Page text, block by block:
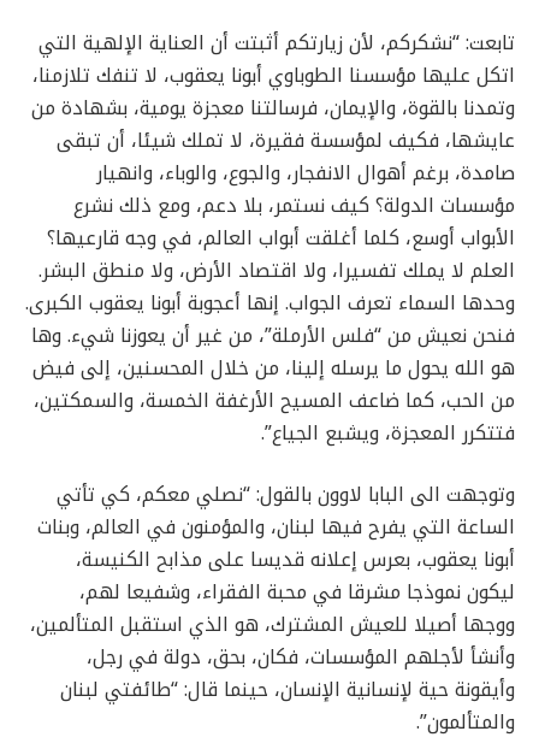
تابعت: “نشكركم، لأن زيارتكم أثبتت أن العناية الإلهية التي
اتكل عليها مؤسسنا الطوباوي أبونا يعقوب، لا تنفك تلازمنا،
وتمدنا بالقوة، والإيمان، فرسالتنا معجزة يومية، بشهادة من
عايشها، فكيف لمؤسسة فقيرة، لا تملك شيئا، أن تبقى
صامدة، برغم أهوال الانفجار، والجوع، والوباء، وانهيار
مؤسسات الدولة؟ كيف نستمر، بلا دعم، ومع ذلك نشرع
الأبواب أوسع، كلما أغلقت أبواب العالم، في وجه قارعيها؟
العلم لا يملك تفسيرا، ولا اقتصاد الأرض، ولا منطق البشر.
وحدها السماء تعرف الجواب. إنها أعجوبة أبونا يعقوب الكبرى.
فنحن نعيش من “فلس الأرملة”، من غير أن يعوزنا شيء. وها
هو الله يحول ما يرسله إلينا، من خلال المحسنين، إلى فيض
من الحب، كما ضاعف المسيح الأرغفة الخمسة، والسمكتين،
فتتكرر المعجزة، ويشبع الجياع”.
وتوجهت الى البابا لاوون بالقول: “نصلي معكم، كي تأتي
الساعة التي يفرح فيها لبنان، والمؤمنون في العالم، وبنات
أبونا يعقوب، بعرس إعلانه قديسا على مذابح الكنيسة،
ليكون نموذجا مشرقا في محبة الفقراء، وشفيعا لهم،
ووجها أصيلا للعيش المشترك، هو الذي استقبل المتألمين،
وأنشأ لأجلهم المؤسسات، فكان، بحق، دولة في رجل،
وأيقونة حية لإنسانية الإنسان، حينما قال: “طائفتي لبنان
والمتألمون”.